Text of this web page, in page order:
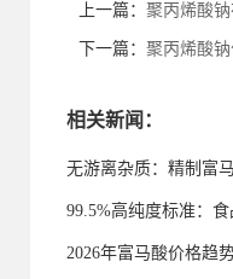
上一篇： 聚丙烯酸
下一篇： 聚丙烯酸
相关新闻：
无游离杂质：精制富
99.5%高纯度标准：
2026年富马酸价格趋